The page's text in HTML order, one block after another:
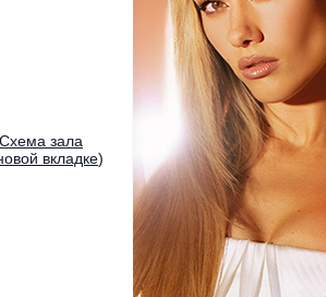
Cхема зала
вкладке)